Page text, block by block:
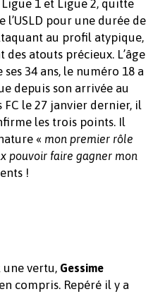
1 et Ligue 2, quitte
l’USLD pour une durée de
au profil atypique,
des atouts précieux. L’âge
ses 34 ans, le numéro 18 a
depuis son arrivée au
FC le 27 janvier dernier, il
les trois points. Il
« mon premier rôle
pouvoir faire gagner mon
!
une vertu, Gessime
compris. Repéré il y a